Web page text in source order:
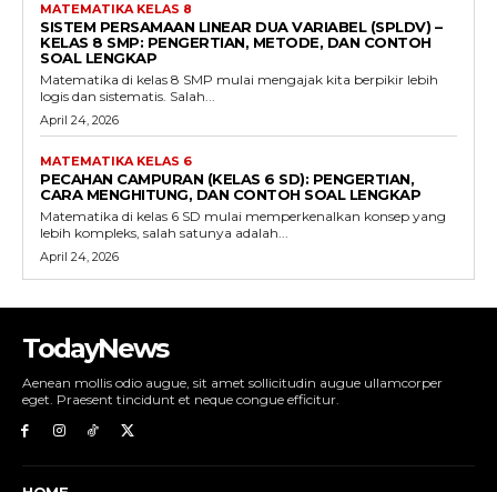
MATEMATIKA KELAS 8
SISTEM PERSAMAAN LINEAR DUA VARIABEL (SPLDV) –
KELAS 8 SMP: PENGERTIAN, METODE, DAN CONTOH
SOAL LENGKAP
Matematika di kelas 8 SMP mulai mengajak kita berpikir lebih
logis dan sistematis. Salah...
April 24, 2026
MATEMATIKA KELAS 6
PECAHAN CAMPURAN (KELAS 6 SD): PENGERTIAN,
CARA MENGHITUNG, DAN CONTOH SOAL LENGKAP
Matematika di kelas 6 SD mulai memperkenalkan konsep yang
lebih kompleks, salah satunya adalah...
April 24, 2026
TodayNews
Aenean mollis odio augue, sit amet sollicitudin augue ullamcorper
eget. Praesent tincidunt et neque congue efficitur.